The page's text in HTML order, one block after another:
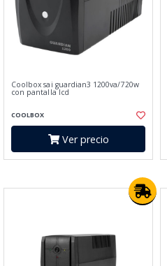
Coolbox sai guardian3 1200va/720w
con pantalla lcd
COOLBOX
Ver precio